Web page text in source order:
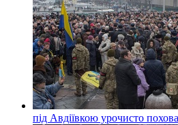
під Авдіївкою урочисто